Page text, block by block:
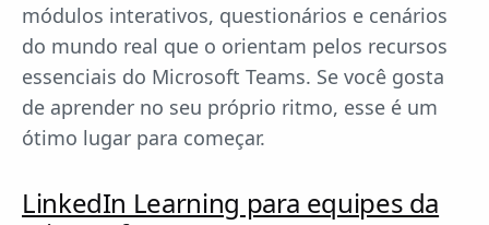
módulos interativos, questionários e cenários
do mundo real que o orientam pelos recursos
essenciais do Microsoft Teams. Se você gosta
de aprender no seu próprio ritmo, esse é um
ótimo lugar para começar.
LinkedIn Learning para equipes da